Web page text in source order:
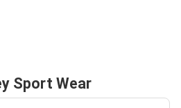
Sport Wear